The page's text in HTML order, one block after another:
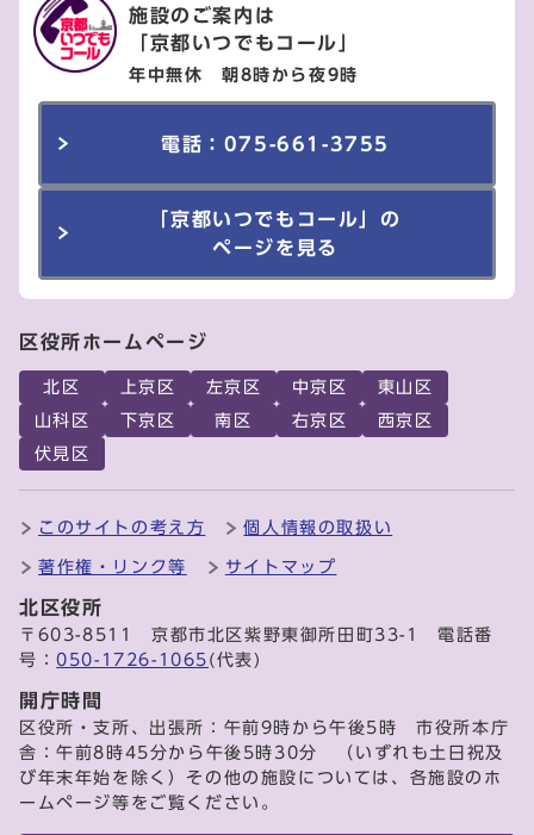
施設のご案内は
「京都いつでもコール」
年中無休 朝8時から夜9時
電話：075-661-3755
「京都いつでもコール」の
ページを見る
区役所ホームページ
北区 上京区 左京区 中京区
東山区
山科区
下京区 南区 右京区
西京区
伏見区
このサイトの考え方 個人情報の取扱い
著作権・リンク等 サイトマップ
北区役所
〒603-8511 京都市北区紫野東御所田町33-1 電話番
号：050-1726-1065 (代表)
開庁時間
区役所・支所、出張所：午前9時から午後5時 市役所本庁
舎：午前8時45分から午後5時30分 （いずれも土日祝及
び年末年始を除く）その他の施設については、各施設のホ
ームページ等をご覧ください。